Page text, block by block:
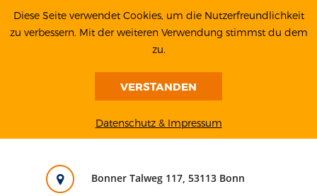
Bonner Talweg 117, 53113 Bonn
Diese Seite verwendet Cookies, um die Nutzerfreundlichkeit
zu verbessern. Mit der weiteren Verwendung stimmst du dem
zu.
VERSTANDEN
Datenschutz & Impressum